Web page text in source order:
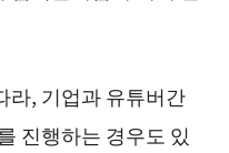
라, 기업과 유튜버간
진행하는 경우도 있